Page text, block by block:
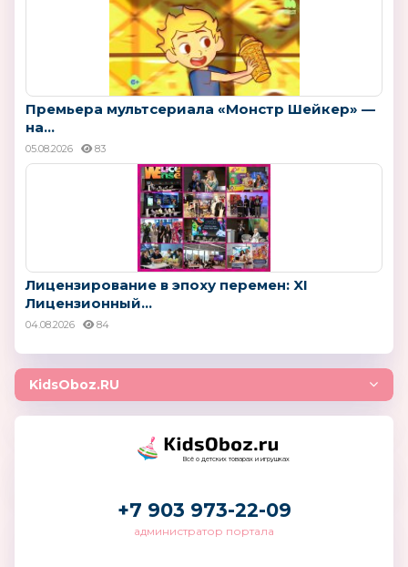
Премьера мультсериала «Монстр Шейкер» —
на...
05.08.2026 83
Лицензирование в эпоху перемен: XI
Лицензионный...
04.08.2026 84
KidsOboz.RU
Всё о детских товарах и игрушках
+7 903 973-22-09
администратор портала